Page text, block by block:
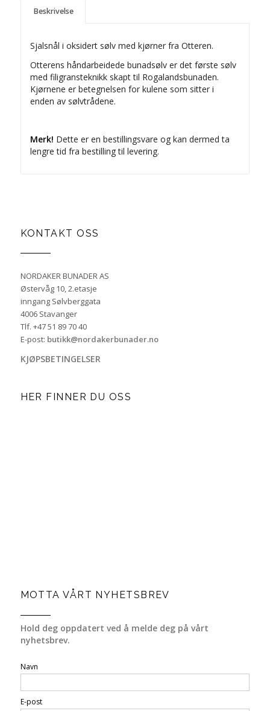
Beskrivelse
Sjalsnål i oksidert sølv med kjørner fra Otteren.
Otterens håndarbeidede bunadsølv er det første sølv
med filigransteknikk skapt til Rogalandsbunaden.
Kjørnene er betegnelsen for kulene som sitter i
enden av sølvtrådene.
Merk! Dette er en bestillingsvare og kan dermed ta
lengre tid fra bestilling til levering.
KONTAKT OSS
NORDAKER BUNADER AS
Østervåg 10, 2.etasje
inngang Sølvberggata
4006 Stavanger
Tlf. +47 51 89 70 40
E-post: butikk@nordakerbunader.no
KJØPSBETINGELSER
HER FINNER DU OSS
MOTTA VÅRT NYHETSBREV
Hold deg oppdatert ved å melde deg på vårt
nyhetsbrev.
Navn
E-post